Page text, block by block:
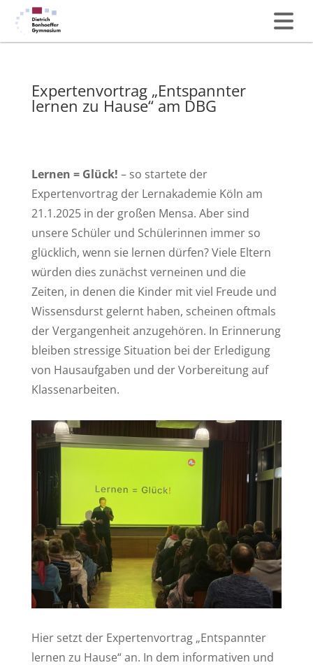
Expertenvortrag „Entspannter
lernen zu Hause“ am DBG
Lernen = Glück! – so startete der
Expertenvortrag der Lernakademie Köln am
21.1.2025 in der großen Mensa. Aber sind
unsere Schüler und Schülerinnen immer so
glücklich, wenn sie lernen dürfen? Viele Eltern
würden dies zunächst verneinen und die
Zeiten, in denen die Kinder mit viel Freude und
Wissensdurst gelernt haben, scheinen oftmals
der Vergangenheit anzugehören. In Erinnerung
bleiben stressige Situation bei der Erledigung
von Hausaufgaben und der Vorbereitung auf
Klassenarbeiten.
Hier setzt der Expertenvortrag „Entspannter
lernen zu Hause“ an. In dem informativen und